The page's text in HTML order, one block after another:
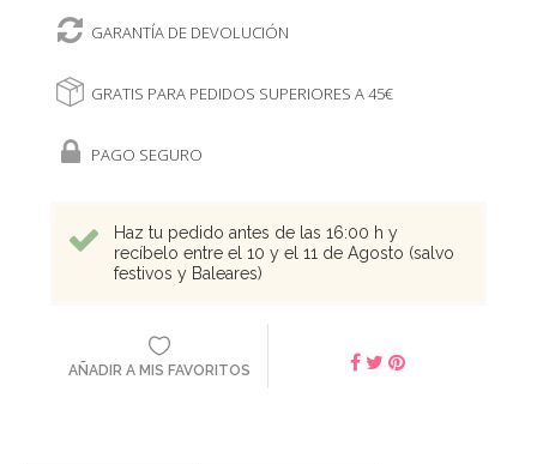
GARANTÍA DE DEVOLUCIÓN
GRATIS PARA PEDIDOS SUPERIORES A 45€
PAGO SEGURO
Haz tu pedido antes de las 16:00 h y
recíbelo entre el 10 y el 11 de Agosto (salvo
festivos y Baleares)
AÑADIR A MIS FAVORITOS